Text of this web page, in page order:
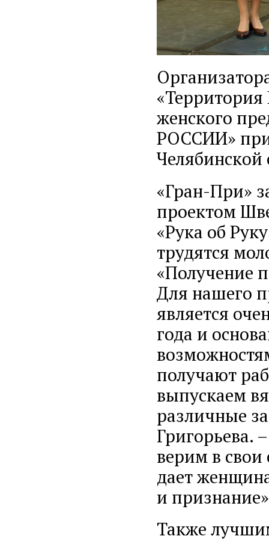
женского
РОССИИ» при
Челябинской
«Гран-При»
проектом
«Рука об
трудятся
«Получение
Для нашего
является
года и
получают
выпускаем
различные
Григорьева.
верим в
дает
и
Также